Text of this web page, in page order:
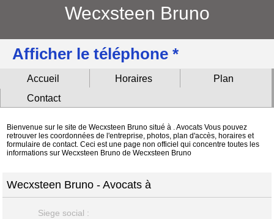
Wecxsteen Bruno
Afficher le téléphone *
Accueil Horaires
Plan
Contact
Bienvenue sur le site de Wecxsteen Bruno situé à . Avocats Vous pouvez
retrouver les coordonnées de l'entreprise, photos, plan d'accès, horaires et
formulaire de contact. Ceci est une page non officiel qui concentre toutes les
informations sur Wecxsteen Bruno de Wecxsteen Bruno
Wecxsteen Bruno - Avocats à
Siege social :